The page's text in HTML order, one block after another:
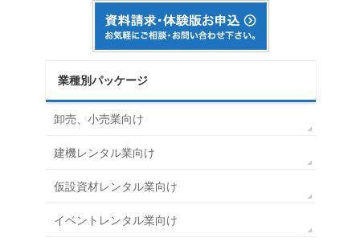
業種別パッケージ
卸売、小売業向け
建機レンタル業向け
仮設資材レンタル業向け
イベントレンタル業向け